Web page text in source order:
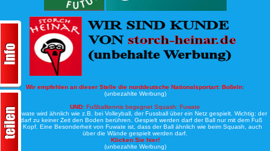
Wir empfehlen an dieser Stelle die norddeutsche Nationalsportart: Boßeln:
(unbezahlte Werbung)
UND: Fußballtennis begegnet Squash: Fuwate
Bei Fuwate wird ähnlich wie z.B. bei Volleyball, der Fussball über ein Netz gespielt. Wichtig: der
Ball darf zu keiner Zeit den Boden berühren. Gespielt werden darf der Ball nur mit dem Fuß
oder Kopf. Eine Besonderheit von Fuwate ist, dass der Ball ähnlich wie beim Squash, auch
über die Wände gespielt werden darf.
Klicken Sie hier!
(unbezahlte Werbung)